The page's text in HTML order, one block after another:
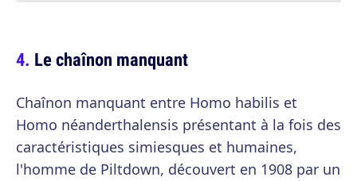
Le chaînon manquant
Chaînon manquant entre Homo habilis et
Homo néanderthalensis présentant à la fois des
caractéristiques simiesques et humaines,
l'homme de Piltdown, découvert en 1908 par un